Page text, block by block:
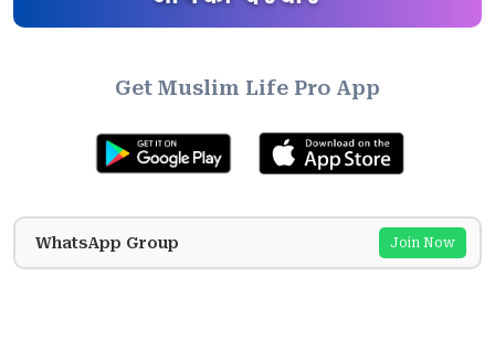
Get Muslim Life Pro App
WhatsApp Group Join Now